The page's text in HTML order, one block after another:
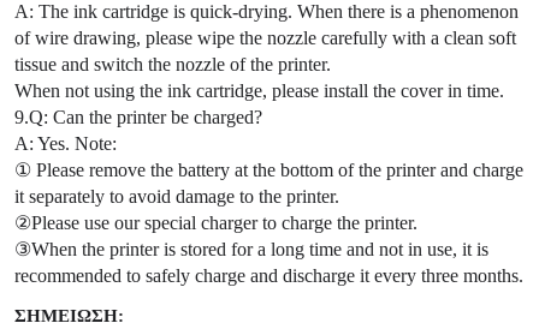
A: The ink cartridge is quick-drying. When there is a phenomenon
of wire drawing, please wipe the nozzle carefully with a clean soft
tissue and switch the nozzle of the printer.
When not using the ink cartridge, please install the cover in time.
9.Q: Can the printer be charged?
A: Yes. Note:
① Please remove the battery at the bottom of the printer and charge
it separately to avoid damage to the printer.
②Please use our special charger to charge the printer.
③When the printer is stored for a long time and not in use, it is
recommended to safely charge and discharge it every three months.
ΣΗΜΕΙΩΣΗ: